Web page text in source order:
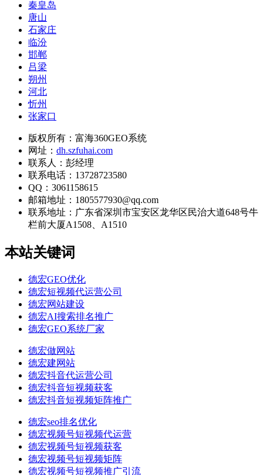
秦皇岛
唐山
石家庄
临汾
邯郸
吕梁
朔州
河北
忻州
张家口
版权所有：富海360GEO系统
网址： dh.szfuhai.com
联系人：彭经理
联系电话：13728723580
QQ：3061158615
邮箱地址：1805577930@qq.com
联系地址： 广东省深圳市宝安区龙华区民治大道648号牛
栏前大厦A1508、A1510
本站关键词
德宏GEO优化
德宏短视频代运营公司
德宏网站建设
德宏AI搜索排名推广
德宏GEO系统厂家
德宏做网站
德宏建网站
德宏抖音代运营公司
德宏抖音短视频获客
德宏抖音短视频矩阵推广
德宏seo排名优化
德宏视频号短视频代运营
德宏视频号短视频获客
德宏视频号短视频矩阵
德宏视频号短视频推广引流